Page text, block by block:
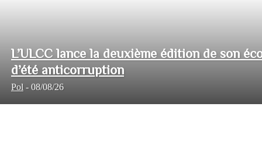
L’ULCC lance la deuxième édition de son
d’été anticorruption
Pol - 08/08/26